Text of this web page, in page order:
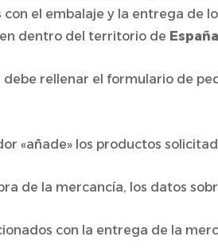
el embalaje y la entrega de
dentro del territorio de
rellenar el formulario de
«añade» los productos
de la mercancía, los datos
con la entrega de la